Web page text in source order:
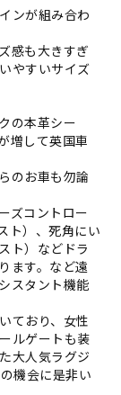
ンが組み合わ
感も大きすぎ
やすいサイズ
の本革シー
増して英国車
のお車も勿論
ズコントロー
ト）、死角にい
ト）などドラ
ます。など遠
スタント機能
ており、女性
ルゲートも装
大人気ラグジ
機会に是非い